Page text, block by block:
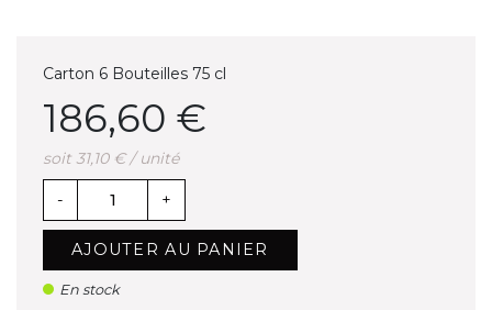
Carton 6 Bouteilles 75 cl
186,60 €
soit 31,10 € / unité
- +
AJOUTER AU PANIER
En stock